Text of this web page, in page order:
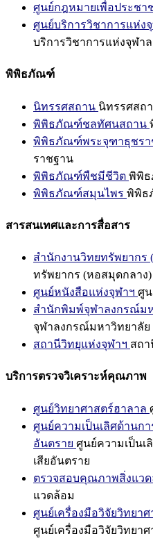
ศูนย์กฎหมายเพื่อประชา
ศูนย์บริการวิชาการแห่ง
บริการวิชาการแห่งจุฬา
พิพิธภัณฑ์
นิทรรศสถาน นิทรรศสถ
พิพิธภัณฑ์ชลทัศนสถาน
พิพิธภัณฑ์พระจุฑาธุชรา
ราชฐาน
พิพิธภัณฑ์พืชมีชีวิต พิพิ
พิพิธภัณฑ์สมุนไพร พิพิธ
สารสนเทศและการสื่อสาร
สำนักงานวิทยทรัพยากร
ทรัพยากร (หอสมุดกลาง)
ศูนย์หนังสือแห่งจุฬาฯ ศู
สำนักพิมพ์จุฬาลงกรณ์ม
จุฬาลงกรณ์มหาวิทยาลัย
สถานีวิทยุแห่งจุฬาฯ สถา
บริการตรวจวิเคราะห์คุณภาพ
ศูนย์วิทยาศาสตร์ฮาลาล
ศูนย์ความเป็นเลิศด้านก
อันตราย ศูนย์ความเป็นเ
เสียอันตราย
ตรวจสอบคุณภาพสิ่งแว
แวดล้อม
ศูนย์เครื่องมือวิจัยวิทยาศ
ศูนย์เครื่องมือวิจัยวิทยาศ